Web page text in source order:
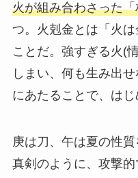
火が組み合わさった
つ。火剋金とは「火
ことだ。強すぎる火(
しまい、何も生み出
にあたることで、はじ
庚は刀、午は夏の性
真剣のように、攻撃